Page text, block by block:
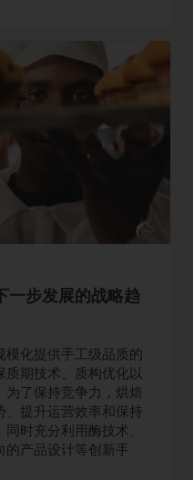
一步发展的战略趋
化提供手工级品质的
质期技术、质构优化以
了保持竞争力，烘焙
提升运营效率和保持
时充分利用酶技术、
产品设计等创新手